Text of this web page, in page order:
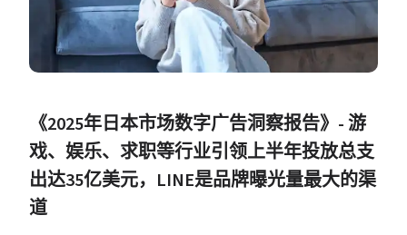
《2025年日本市场数字广告洞察报告》- 游
戏、娱乐、求职等行业引领上半年投放总支
出达35亿美元，LINE是品牌曝光量最大的渠
道